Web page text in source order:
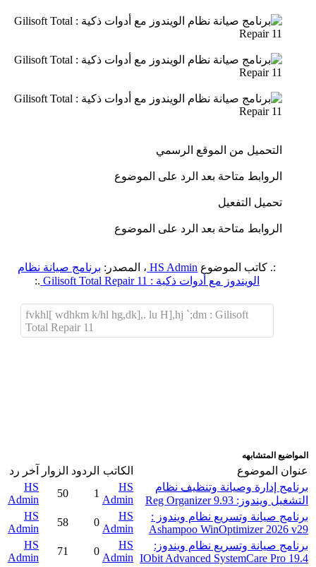
التحميل من الموقع الرسمي
الروابط متاحة بعد الرد على الموضوع
تحميل التفعيل
الروابط متاحة بعد الرد على الموضوع
:. كاتب الموضوع HS Admin ، المصدر: برنامج صيانة نظام
الويندوز مع أدوات ذكية : Gilisoft Total Repair 11
.:
fvkhl[ wdhkm k/hl hg,dk],. lu H],hj `;dm : Gilisoft
Total Repair 11
المواضيع المتشابهه
عنوان الموضوع الكاتب الردود الزوار
آخر رد
برنامج إدارة وصيانة وتنظيف نظام
التشغيل ويندوز: Reg Organizer 9.93
HS
Admin
1
50
HS
Admin
برنامج صيانة وتسريع نظام ويندوز :
Ashampoo WinOptimizer 2026 v29
HS
Admin
0
58
HS
Admin
برنامج صيانة وتسريع نظام ويندوز:
IObit Advanced SystemCare Pro 19.4
HS
Admin
0
71
HS
Admin